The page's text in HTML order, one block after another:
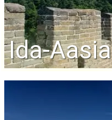
Ida-Aasia